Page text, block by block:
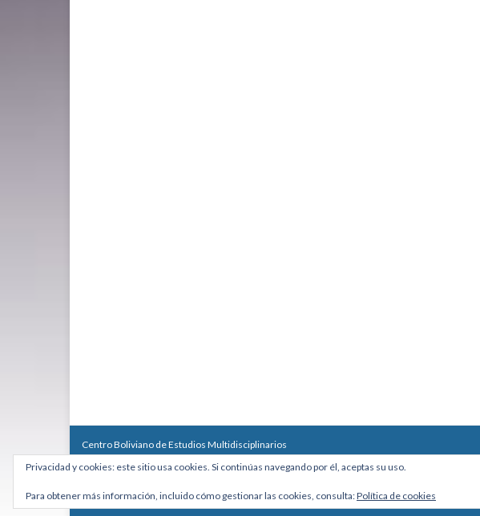
Centro Boliviano de Estudios Multidisciplinarios
Calle Macario Pinilla # 2588 esq. Av. Arce, Edificio Arcadia, Mezzanine, Of. 101 - La Paz, Bolivia
Teléfono: +591 2431818 - Celular: +591 73027636
Hecho con
por Graphene Themes.
Privacidad y cookies: este sitio usa cookies. Si continúas navegando por él, aceptas su uso.
Para obtener más información, incluido cómo gestionar las cookies, consulta:Política de cookies